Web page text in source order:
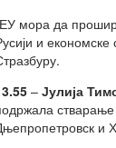
мора да
и економске
– Јулија
стварање
и